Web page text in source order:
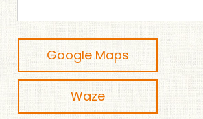
Google Maps
Waze